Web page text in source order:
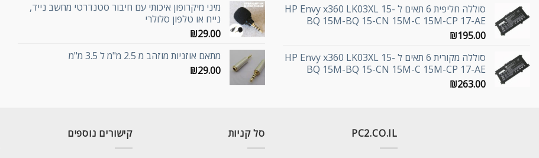
סוללה חליפית 6 תאים ל HP Envy x360 LK03XL 15-
BQ 15M-BQ 15-CN 15M-C 15M-CP 17-AE
₪195.00
סוללה מקורית 6 תאים ל HP Envy x360 LK03XL 15-
BQ 15M-BQ 15-CN 15M-C 15M-CP 17-AE
₪263.00
מיני מיקרופון איכותי עם חיבור סטנדרטי מחשב נייד,
נייח או טלפון סלולרי
₪29.00
מתאם אוזניות מוזהב מ 2.5 מ"מ ל 3.5 מ"מ
₪29.00
PC2.CO.IL סל קניות קישורים נוספים